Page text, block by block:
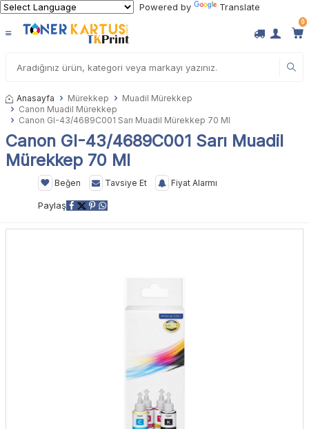
Powered by Translate
0
Anasayfa Mürekkep
Muadil Mürekkep
Canon Muadil Mürekkep
Canon GI-43/4689C001 Sarı Muadil Mürekkep 70 Ml
Canon GI-43/4689C001 Sarı Muadil
Mürekkep 70 Ml
Beğen Tavsiye Et Fiyat Alarmı
Paylaş